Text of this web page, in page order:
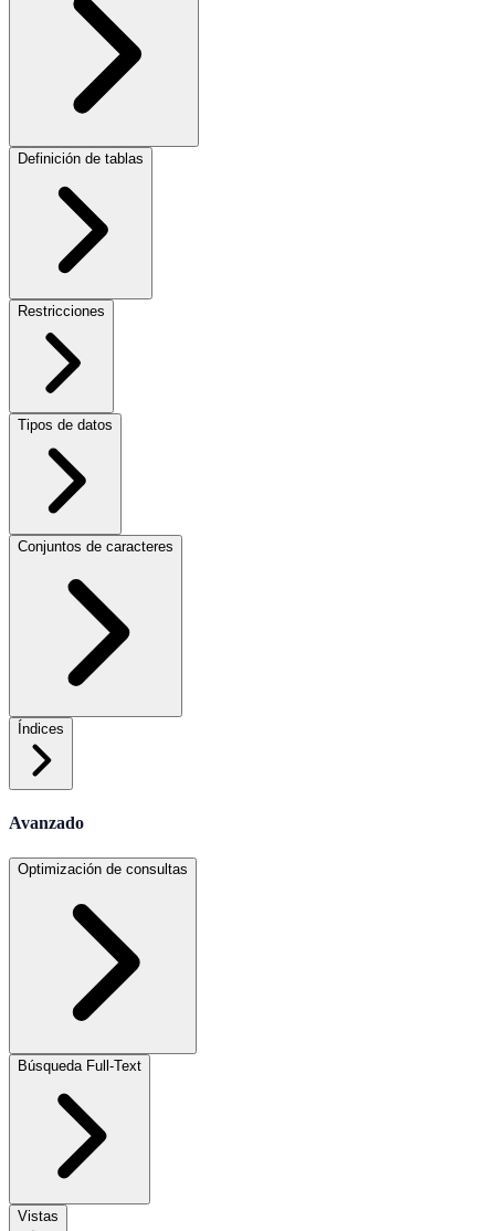
Definición de tablas
Restricciones
Tipos de datos
Conjuntos de caracteres
Índices
Avanzado
Optimización de consultas
Búsqueda Full-Text
Vistas